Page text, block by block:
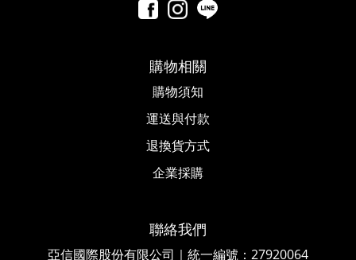
購物相關
購物須知
運送與付款
退換貨方式
企業採購
聯絡我們
亞信國際股份有限公司｜統一編號 ： 27920064